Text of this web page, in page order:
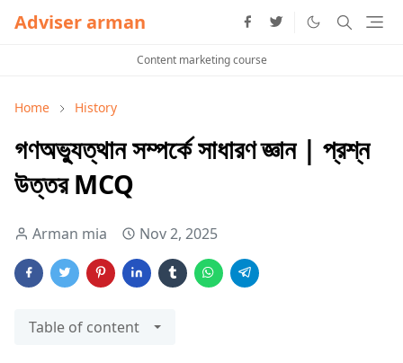
Adviser arman
Content marketing course
Home History
গণঅভ্যুত্থান সম্পর্কে সাধারণ জ্ঞান | প্রশ্ন
উত্তর MCQ
Arman mia Nov 2, 2025
Table of content